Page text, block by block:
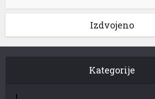
Izdvojeno
Kategorije